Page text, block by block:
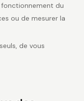
du
ou de mesurer la
de vous